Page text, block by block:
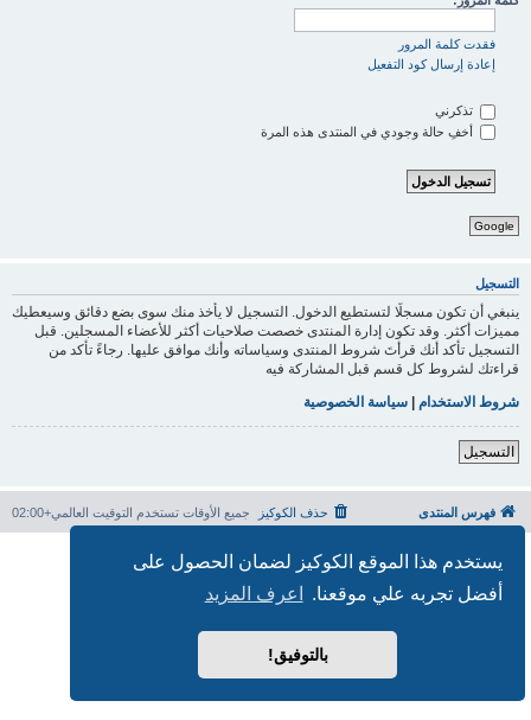
يستخدم هذا الموقع الكوكيز لضمان الحصول على
أفضل تجربه علي موقعنا.
اعرف المزيد
بالتوفيق!
فقدت كلمة المرور
إعادة إرسال كود التفعيل
تذكرني
أخفِ حالة وجودي في المنتدى هذه المرة
Google
التسجيل
ينبغي أن تكون مسجلًا لتستطيع الدخول. التسجيل لا يأخذ منك سوى بضع دقائق وسيعطيك
مميزات أكثر. وقد تكون إدارة المنتدى خصصت صلاحيات أكثر للأعضاء المسجلين. قبل
التسجيل تأكد أنك قرأتَ شروط المنتدى وسياساته وأنك موافق عليها. رجاءً تأكد من
قراءتك لشروط كل قسم قبل المشاركة فيه
شروط الاستخدام | سياسة الخصوصية
التسجيل
فهرس المنتدى جميع الأوقات تستخدم التوقيت العالمي+02:00 حذف الكوكيز
بدعم من phpBB
® Forum Software © phpBB Limited
الترجمة برعاية
المنتديات العربية
الخصوصية| الشروط